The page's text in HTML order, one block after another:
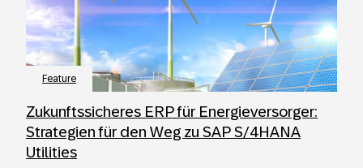
Feature
Zukunftssicheres ERP für Energieversorger:
Strategien für den Weg zu SAP S/4HANA
Utilities